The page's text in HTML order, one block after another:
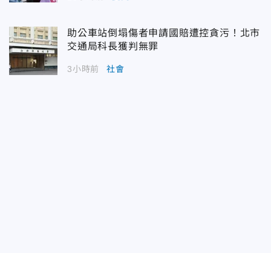
助公車站倒塌傷者申請國賠遭控貪污！北市
交通局科長獲判無罪
3小時前 社會